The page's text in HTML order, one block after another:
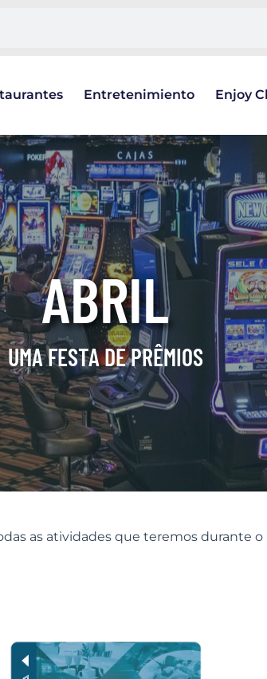
Entretenimiento Enjoy
ABRIL
UMA FESTA DE PRÊMIOS
as atividades que teremos durante